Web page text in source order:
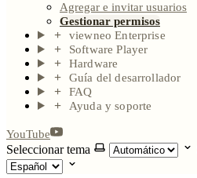
Agregar e invitar usuarios
Gestionar permisos
viewneo Enterprise
Software Player
Hardware
Guía del desarrollador
FAQ
Ayuda y soporte
YouTube
Seleccionar tema